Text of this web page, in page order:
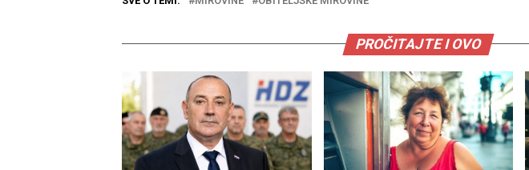
PROČITAJTE I OVO